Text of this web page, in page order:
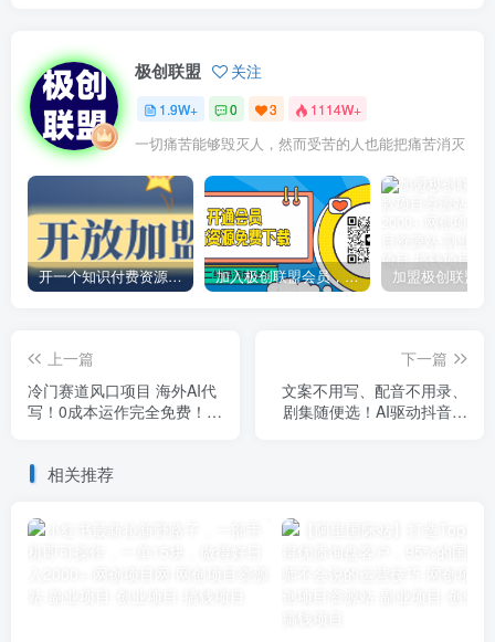
极创联盟 关注
1.9W+ 0 3 1114W+
一切痛苦能够毁灭人，然而受苦的人也能把痛苦消灭
开一个知识付费资源网站，小白也能日入1000+ 加入极创联盟会员，全站资源免费学习。
上一篇
冷门赛道风口项目 海外AI代
写！0成本运作完全免费！当
下一篇
文案不用写、配音不用录、
剧集随便选！AI驱动抖音精
相关推荐